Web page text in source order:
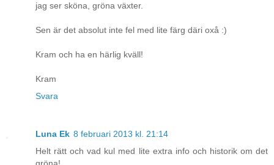
jag ser sköna, gröna växter.
Sen är det absolut inte fel med lite färg däri oxå :)
Kram och ha en härlig kväll!
Kram
Svara
Luna Ek 8 februari 2013 kl. 21:14
Helt rätt och vad kul med lite extra info och historik om det